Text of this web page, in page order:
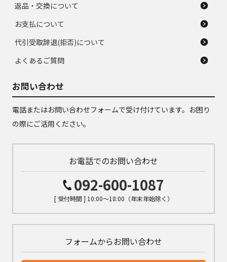
返品・交換について
お支払について
代引受取辞退(拒否)について
よくあるご質問
お問い合わせ
電話またはお問い合わせフォームで受け付けています。お困り
の際にご活用ください。
お電話でのお問い合わせ
092-600-1087
[ 受付時間 ] 10:00～18:00（年末年始除く）
フォームからお問い合わせ